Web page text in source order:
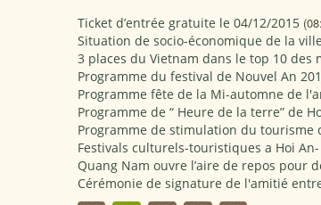
Ticket d’entrée gratuite le 04/12/2015
Situation de socio-économique de la
3 places du Vietnam dans le top 10 des
Programme du festival de Nouvel An
Programme fête de la Mi-automne de
Programme de “ Heure de la terre” de
Programme de stimulation du tourisme
Festivals culturels-touristiques a Hoi
Quang Nam ouvre l’aire de repos pour
Cérémonie de signature de l'amitié